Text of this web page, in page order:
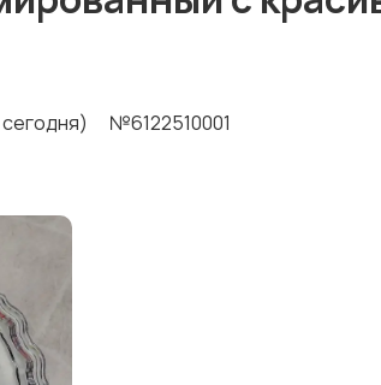
сегодня) №6122510001